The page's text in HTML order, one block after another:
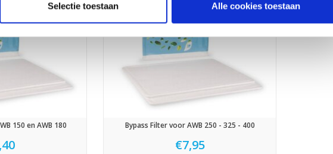
Selectie toestaan Alle cookies toestaan
150 en AWB 180 Bypass Filter voor AWB 250 - 325 - 400
€7,95